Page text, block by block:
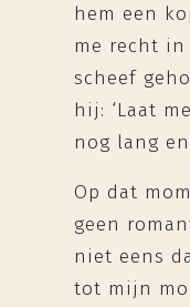
hem een
me recht in
scheef
hij: ‘Laat
nog lang en
Op dat
geen
niet eens
tot mijn